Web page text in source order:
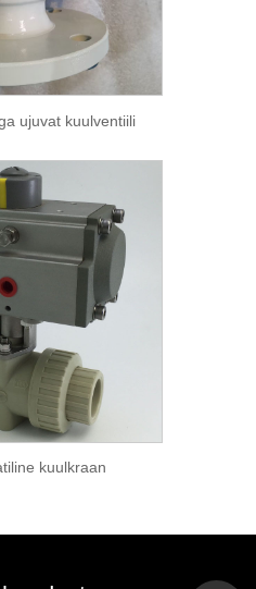
ujuvat kuulventiili
kuulkraan